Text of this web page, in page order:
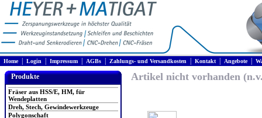
Home| Login Impressum AGBs Zahlungs- und Versandkosten Kontakt| Angebote|
Produkte
Fräser aus HSS/E, HM, für
Wendeplatten
Dreh, Stech, Gewindewerkzeuge
Polygonschaft
Artikel nicht vorhanden